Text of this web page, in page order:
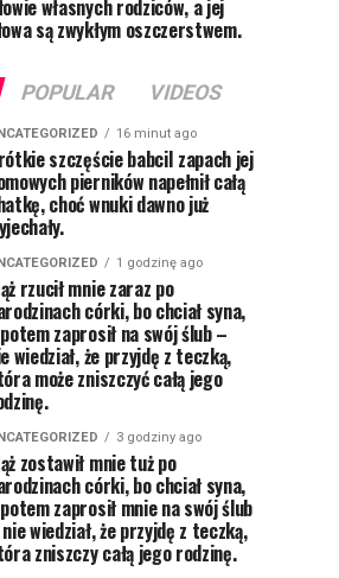
własnych rodziców, a jej
są zwykłym oszczerstwem.
POPULAR VIDEOS
16 minut ago
szczęście babciI zapach jej
pierników napełnił całą
choć wnuki dawno już
1 godzinę ago
rzucił mnie zaraz po
córki, bo chciał syna,
zaprosił na swój ślub –
wiedział, że przyjdę z teczką,
może zniszczyć całą jego
3 godziny ago
zostawił mnie tuż po
córki, bo chciał syna,
zaprosił mnie na swój ślub
wiedział, że przyjdę z teczką,
zniszczy całą jego rodzinę.